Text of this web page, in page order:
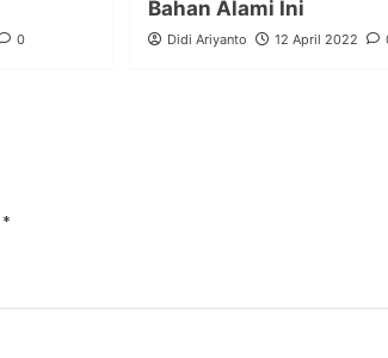
0
Bahan Alami Ini
Didi Ariyanto 12 April 2022
*